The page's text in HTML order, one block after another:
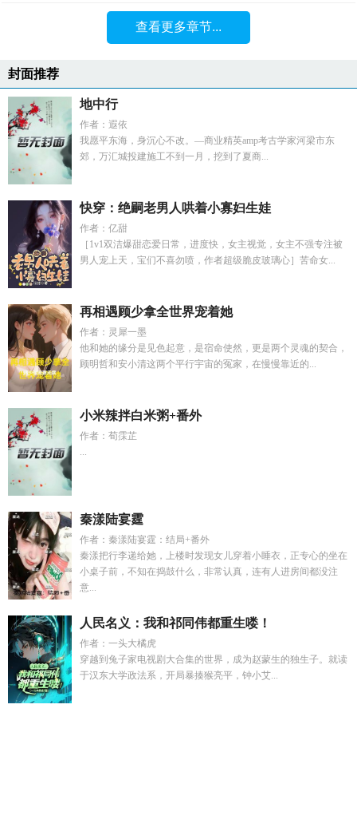
查看更多章节...
封面推荐
地中行
作者：遐依
我愿平东海，身沉心不改。—商业精英amp考古学家河梁市东
郊，万汇城投建施工不到一月，挖到了夏商...
快穿：绝嗣老男人哄着小寡妇生娃
作者：亿甜
［1v1双洁爆甜恋爱日常，进度快，女主视觉，女主不强专注被
男人宠上天，宝们不喜勿喷，作者超级脆皮玻璃心］苦命女...
再相遇顾少拿全世界宠着她
作者：灵犀一墨
他和她的缘分是见色起意，是宿命使然，更是两个灵魂的契合，
顾明哲和安小清这两个平行宇宙的冤家，在慢慢靠近的...
小米辣拌白米粥+番外
作者：荀霂芷
...
秦漾陆宴霆
作者：秦漾陆宴霆：结局+番外
秦漾把行李递给她，上楼时发现女儿穿着小睡衣，正专心的坐在
小桌子前，不知在捣鼓什么，非常认真，连有人进房间都没注
意...
人民名义：我和祁同伟都重生喽！
作者：一头大橘虎
穿越到兔子家电视剧大合集的世界，成为赵蒙生的独生子。就读
于汉东大学政法系，开局暴揍猴亮平，钟小艾...